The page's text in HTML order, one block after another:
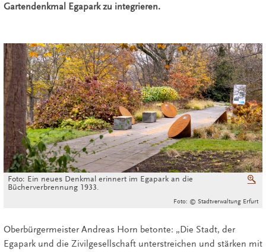
Gartendenkmal Egapark zu integrieren.
Foto: Ein neues Denkmal erinnert im Egapark an die
Bücherverbrennung 1933.
Foto: © Stadtverwaltung Erfurt
Oberbürgermeister Andreas Horn betonte: „Die Stadt, der
Egapark und die Zivilgesellschaft unterstreichen und stärken mit